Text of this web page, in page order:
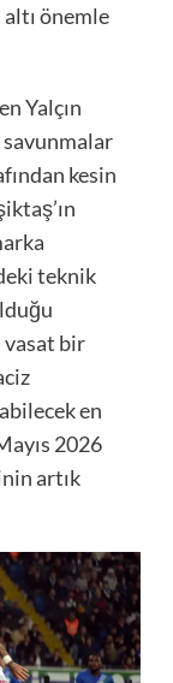
önemle
Yalçın
kesin
teknik
vasat bir
en
2026
artık